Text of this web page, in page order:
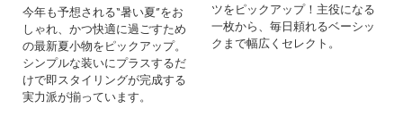
今年も予想される“暑い夏”をお
しゃれ、かつ快適に過ごすため
の最新夏小物をピックアップ。
シンプルな装いにプラスするだ
けで即スタイリングが完成する
実力派が揃っています。
ツをピックアップ！主役になる
一枚から、毎日頼れるベーシッ
クまで幅広くセレクト。